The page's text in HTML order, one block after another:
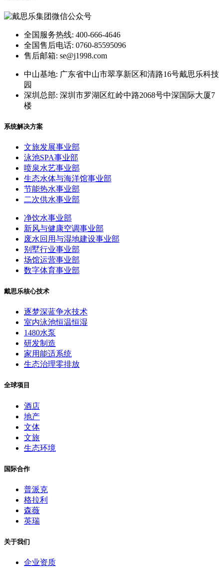
全国服务热线: 400-666-4646
全国售后电话: 0760-85595096
售后邮箱: se@j1998.com
中山基地: 广东省中山市翠享新区和清路16号戴思乐科技
园
深圳总部: 深圳市罗湖区红岭中路2068号中深国际大厦7
楼
系统解决方案
文旅发展事业部
泳池SPA事业部
喷泉水艺事业部
生态水体与海洋馆事业部
节能热水事业部
二次供水事业部
净饮水事业部
新风与健康空调事业部
废水回用与湿地建设事业部
别墅行业事业部
场馆运营事业部
数字体育事业部
戴思乐核心技术
逐梦深蓝争水技术
室内泳池恒温恒湿
1480水泵
研发制造
家用能适系统
生态治理零排放
全球项目
酒店
地产
文体
文旅
生态环境
国际合作
普派克
格拉利
森薇
英瑞
关于我们
企业资质